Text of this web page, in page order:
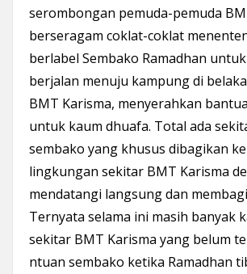
serombongan pemuda-pemuda
berseragam coklat-coklat
berlabel Sembako Ramadhan
berjalan menuju kampung di
BMT Karisma, menyerahkan
untuk kaum dhuafa. Total ada
sembako yang khusus dibagikan
lingkungan sekitar BMT Karisma
mendatangi langsung dan
Ternyata selama ini masih banyak
sekitar BMT Karisma yang belum
ntuan sembako ketika Ramadhan